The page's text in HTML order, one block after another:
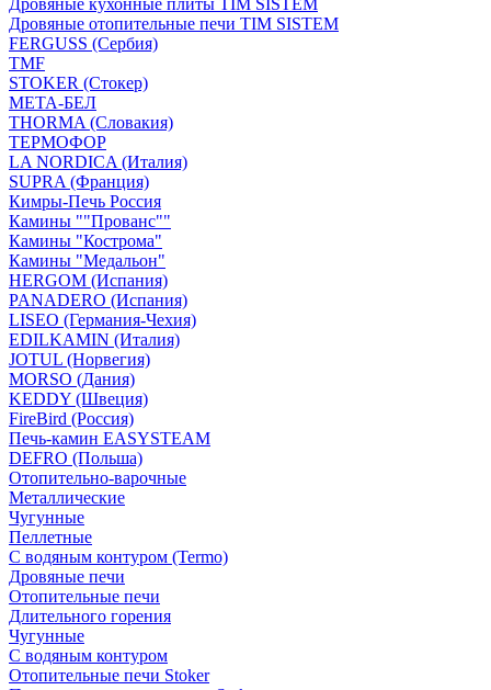
Дровяные кухонные плиты TIM SISTEM
Дровяные отопительные печи TIM SISTEM
FERGUSS (Сербия)
TMF
STOKER (Стокер)
МЕТА-БЕЛ
THORMA (Словакия)
ТЕРМОФОР
LA NORDICA (Италия)
SUPRA (Франция)
Кимры-Печь Россия
Камины ""Прованс""
Камины "Кострома"
Камины "Медальон"
HERGOM (Испания)
PANADERO (Испания)
LISEO (Германия-Чехия)
EDILKAMIN (Италия)
JOTUL (Норвегия)
MORSO (Дания)
KEDDY (Швеция)
FireBird (Россия)
Печь-камин EASYSTEAM
DEFRO (Польша)
Отопительно-варочные
Металлические
Чугунные
Пеллетные
С водяным контуром (Termo)
Дровяные печи
Отопительные печи
Длительного горения
Чугунные
C водяным контуром
Отопительные печи Stoker